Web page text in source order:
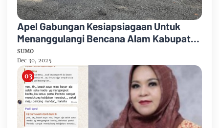
Apel Gabungan Kesiapsiagaan Untuk
Menanggulangi Bencana Alam Kabupaten
Bengkalis
SUMO
Dec 30, 2025